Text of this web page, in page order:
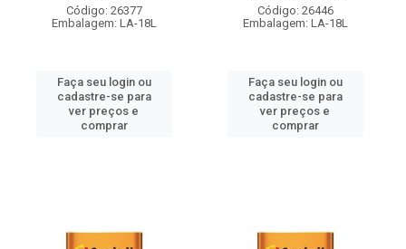
Código: 26377
Embalagem: LA-18L
Faça seu login ou
cadastre-se para
ver preços e
comprar
Código: 26446
Embalagem: LA-18L
Faça seu login ou
cadastre-se para
ver preços e
comprar